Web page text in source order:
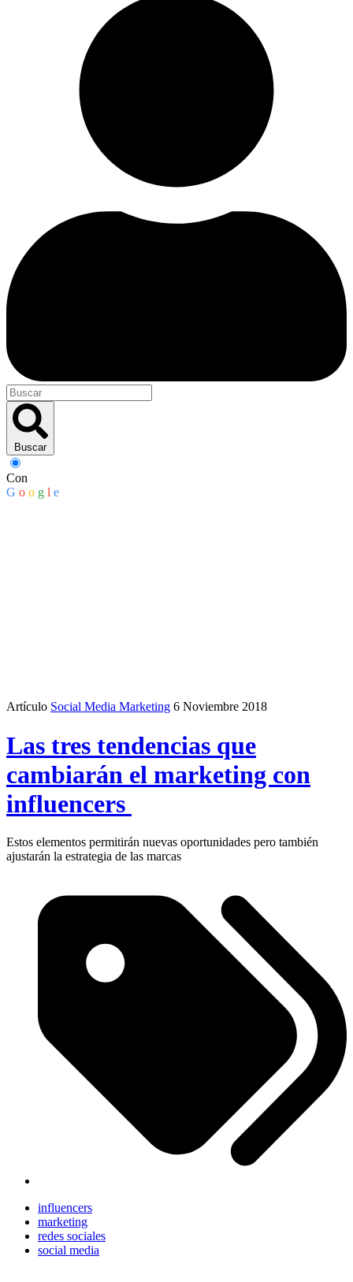
Buscar
Con
G o o g l e
Artículo Social Media Marketing 6 Noviembre 2018
Las tres tendencias que
cambiarán el marketing con
influencers
Estos elementos permitirán nuevas oportunidades pero también
ajustarán la estrategia de las marcas
influencers
marketing
redes sociales
social media